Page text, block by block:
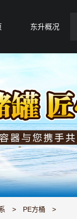
东升概况
> PE方桶 >